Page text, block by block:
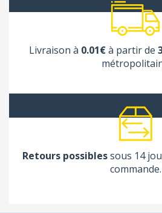
Livraison à 0.01€à partir de
Retours possiblessous 14
commande.